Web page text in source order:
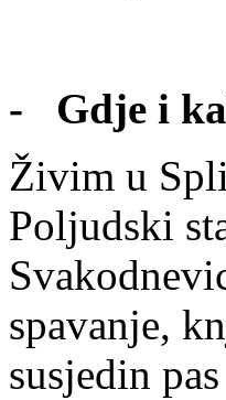
- Gdje i
Živim u
Poljudski
spavanje,
susjedin